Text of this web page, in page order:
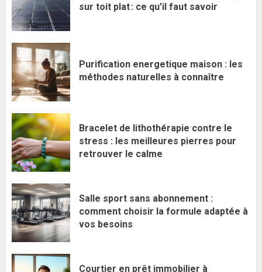
sur toit plat : ce qu’il faut savoir
Purification energetique maison : les
méthodes naturelles à connaître
Bracelet de lithothérapie contre le
stress : les meilleures pierres pour
retrouver le calme
Salle sport sans abonnement :
comment choisir la formule adaptée à
vos besoins
Courtier en prêt immobilier à